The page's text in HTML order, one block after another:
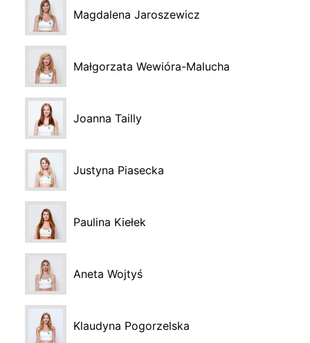
Magdalena Jaroszewicz
Małgorzata Wewióra-Malucha
Joanna Tailly
Justyna Piasecka
Paulina Kiełek
Aneta Wojtyś
Klaudyna Pogorzelska